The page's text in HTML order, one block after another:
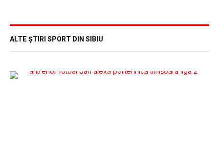
ALTE ȘTIRI SPORT DIN SIBIU